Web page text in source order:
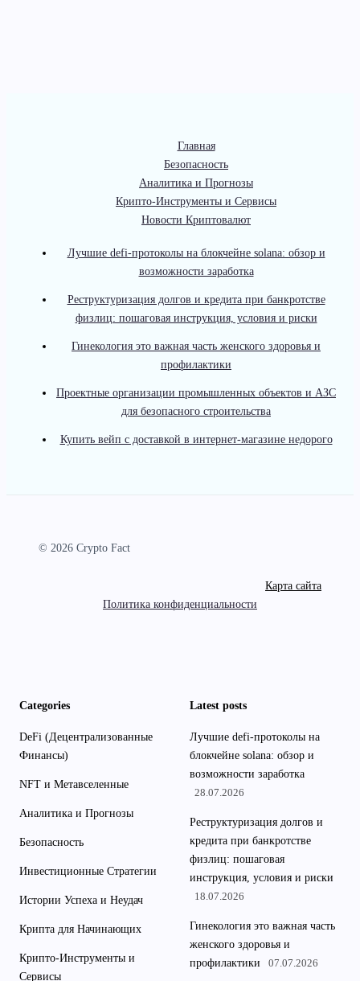
Главная
Безопасность
Аналитика и Прогнозы
Крипто-Инструменты и Сервисы
Новости Криптовалют
Лучшие defi-протоколы на блокчейне solana: обзор и
возможности заработка
Реструктуризация долгов и кредита при банкротстве
физлиц: пошаговая инструкция, условия и риски
Гинекология это важная часть женского здоровья и
профилактики
Проектные организации промышленных объектов и АЗС
для безопасного строительства
Купить вейп с доставкой в интернет-магазине недорого
© 2026 Crypto Fact
Карта сайта
Политика конфиденциальности
Categories
DeFi (Децентрализованные
Финансы)
NFT и Метавселенные
Аналитика и Прогнозы
Безопасность
Инвестиционные Стратегии
Истории Успеха и Неудач
Крипта для Начинающих
Крипто-Инструменты и
Сервисы
Latest posts
Лучшие defi-протоколы на
блокчейне solana: обзор и
возможности заработка
28.07.2026
Реструктуризация долгов и
кредита при банкротстве
физлиц: пошаговая
инструкция, условия и риски
18.07.2026
Гинекология это важная часть
женского здоровья и
профилактики
07.07.2026